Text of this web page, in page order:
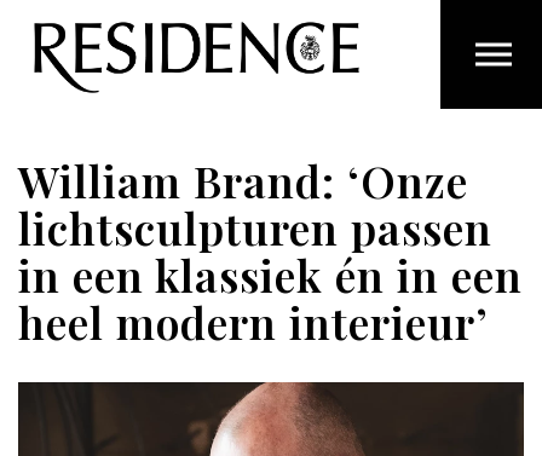
Overslaan en ga direct naar de inhoud
William Brand: ‘Onze
lichtsculpturen passen
in een klassiek én in een
heel modern interieur’